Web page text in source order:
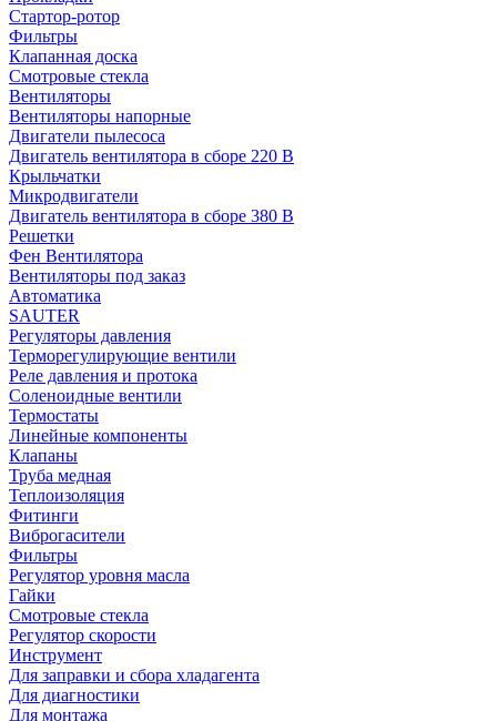
Стартор-ротор
Фильтры
Клапанная доска
Смотровые стекла
Вентиляторы
Вентиляторы напорные
Двигатели пылесоса
Двигатель вентилятора в сборе 220 В
Крыльчатки
Микродвигатели
Двигатель вентилятора в сборе 380 В
Решетки
Фен Вентилятора
Вентиляторы под заказ
Автоматика
SAUTER
Регуляторы давления
Терморегулирующие вентили
Реле давления и протока
Соленоидные вентили
Термостаты
Линейные компоненты
Клапаны
Труба медная
Теплоизоляция
Фитинги
Виброгасители
Фильтры
Регулятор уровня масла
Гайки
Смотровые стекла
Регулятор скорости
Инструмент
Для заправки и сбора хладагента
Для диагностики
Для монтажа